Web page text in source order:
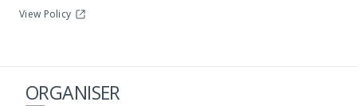
View Policy
ORGANISER